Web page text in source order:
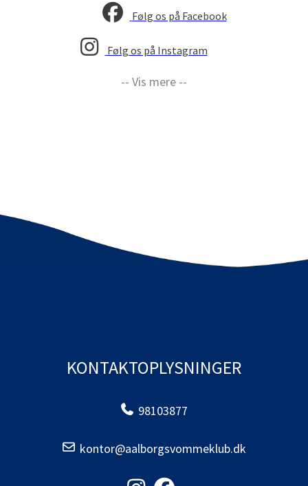
Følg os på Facebook
Følg os på Instagram
-- Vis mere --
KONTAKTOPLYSNINGER
98103877
kontor@aalborgsvommeklub.dk